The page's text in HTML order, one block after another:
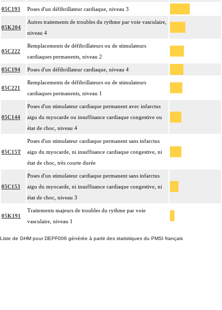
05C193 Poses d'un défibrillateur cardiaque, niveau 3
05K204
Autres traitements de troubles du rythme par voie vasculaire,
niveau 4
05C222
Remplacements de défibrillateurs ou de stimulateurs
cardiaques permanents, niveau 2
05C194 Poses d'un défibrillateur cardiaque, niveau 4
05C221
Remplacements de défibrillateurs ou de stimulateurs
cardiaques permanents, niveau 1
05C144
Poses d'un stimulateur cardiaque permanent avec infarctus
aigu du myocarde ou insuffisance cardiaque congestive ou
état de choc, niveau 4
05C15T
Poses d'un stimulateur cardiaque permanent sans infarctus
aigu du myocarde, ni insuffisance cardiaque congestive, ni
état de choc, très courte durée
05C153
Poses d'un stimulateur cardiaque permanent sans infarctus
aigu du myocarde, ni insuffisance cardiaque congestive, ni
état de choc, niveau 3
05K191
Traitements majeurs de troubles du rythme par voie
vasculaire, niveau 1
Liste de GHM pour DEPF006 générée à partir des statistiques du PMSI français